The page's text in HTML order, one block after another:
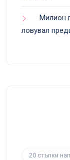
Милион
ловувал
20 стъпки